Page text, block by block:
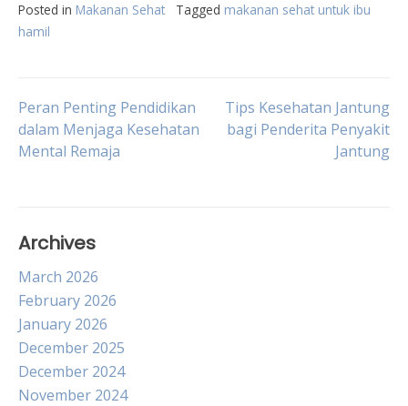
Posted in Makanan Sehat Tagged makanan sehat untuk ibu
hamil
Post
navigation
Peran Penting Pendidikan
dalam Menjaga Kesehatan
Mental Remaja
Tips Kesehatan Jantung
bagi Penderita Penyakit
Jantung
Archives
March 2026
February 2026
January 2026
December 2025
December 2024
November 2024